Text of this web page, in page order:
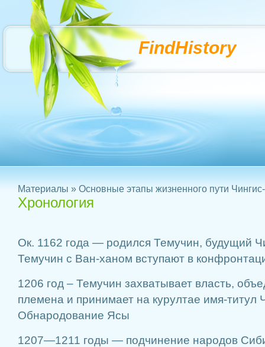
FindHistory
Материалы » Основные этапы жизненного пути
Хронология
Ок. 1162 года — родился Темучин, будущий
Темучин с Ван-ханом вступают в
1206 год – Темучин захватывает власть,
племена и принимает на курултае имя-титул
Обнародование Ясы
1207—1211 годы — подчинение народов